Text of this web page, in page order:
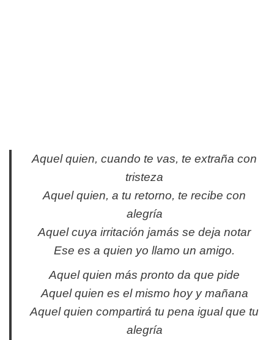
Aquel quien, cuando te vas, te extraña con
tristeza
Aquel quien, a tu retorno, te recibe con
alegría
Aquel cuya irritación jamás se deja notar
Ese es a quien yo llamo un amigo.
Aquel quien más pronto da que pide
Aquel quien es el mismo hoy y mañana
Aquel quien compartirá tu pena igual que tu
alegría